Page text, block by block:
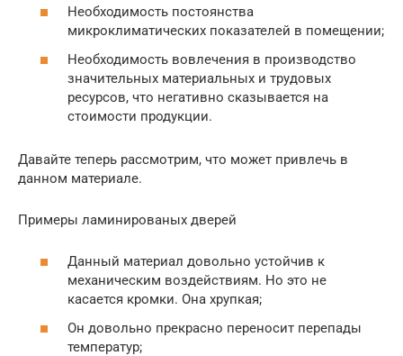
Необходимость постоянства
микроклиматических показателей в помещении;
Необходимость вовлечения в производство
значительных материальных и трудовых
ресурсов, что негативно сказывается на
стоимости продукции.
Давайте теперь рассмотрим, что может привлечь в
данном материале.
Примеры ламинированых дверей
Данный материал довольно устойчив к
механическим воздействиям. Но это не
касается кромки. Она хрупкая;
Он довольно прекрасно переносит перепады
температур;